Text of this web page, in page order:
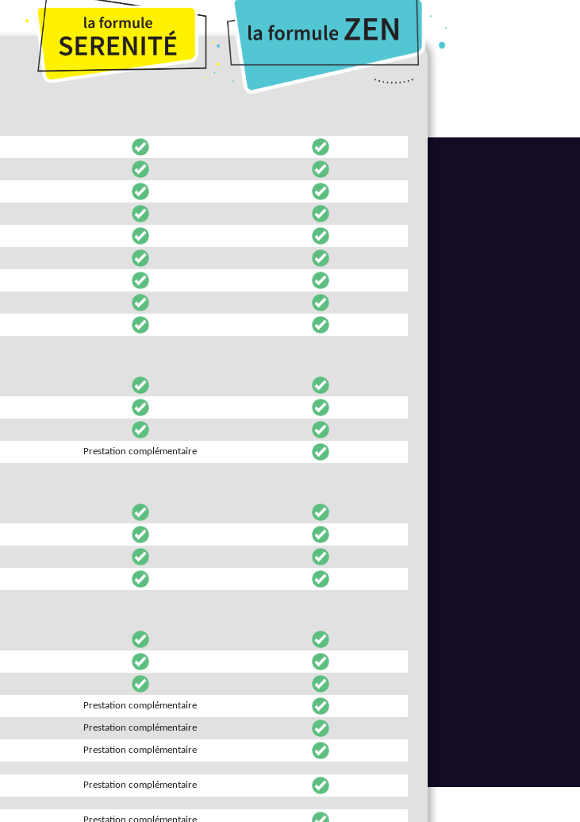
Prestation complémentaire
Prestation complémentaire
Prestation complémentaire
Prestation complémentaire
Prestation complémentaire